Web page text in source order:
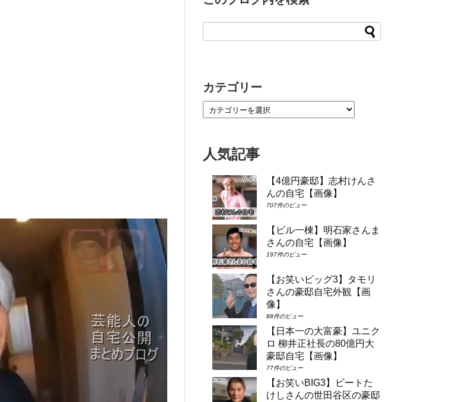
カテゴリー
人気記事
【4億円豪邸】志村けんさ
んの自宅【画像】
707件のビュー
【ビル一棟】明石家さんま
さんの自宅【画像】
197件のビュー
【お笑いビッグ3】タモリ
さんの豪邸自宅外観【画
像】
88件のビュー
【日本一の大富豪】ユニク
ロ 柳井正社長の80億円大
豪邸自宅【画像】
77件のビュー
【お笑いBIG3】ビートた
けしさんの世田谷区の豪邸